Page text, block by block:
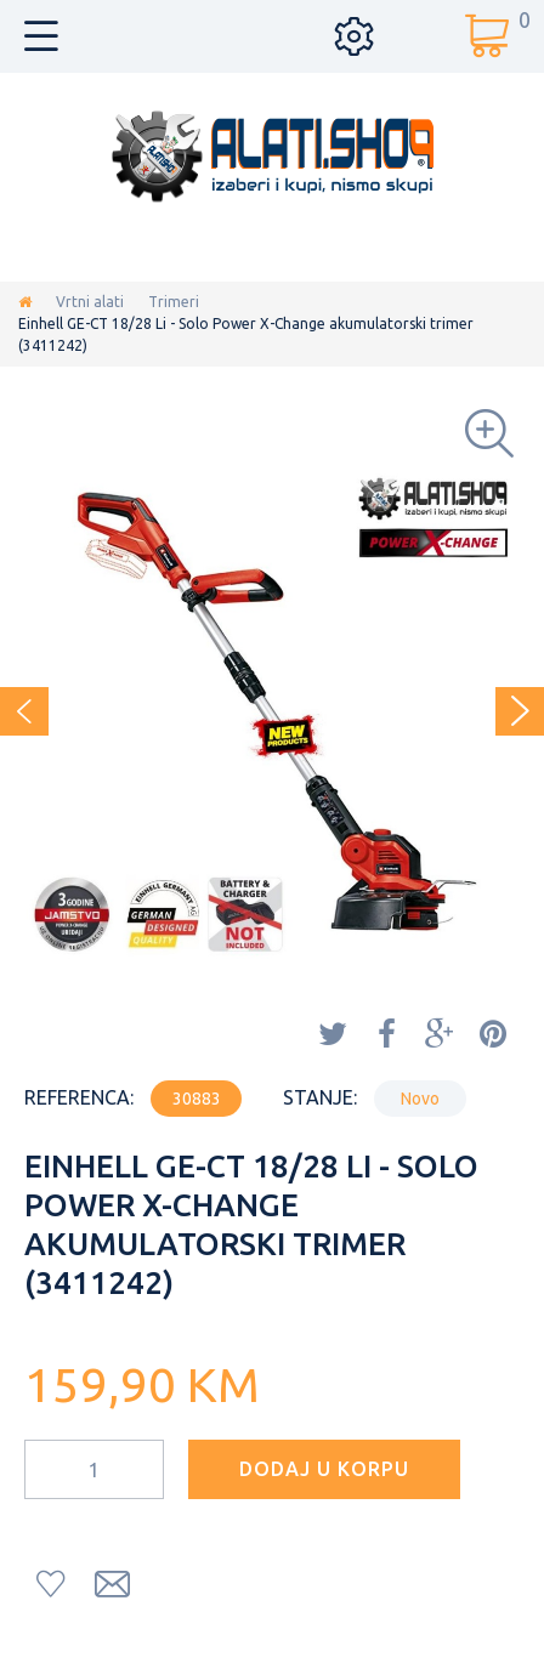
0
Vrtni alati
Trimeri
Einhell GE-CT 18/28 Li - Solo Power X-Change akumulatorski trimer
(3411242)
REFERENCA: 30883 STANJE: Novo
EINHELL GE-CT 18/28 LI - SOLO
POWER X-CHANGE
AKUMULATORSKI TRIMER
(3411242)
159,90 KM
DODAJ U KORPU